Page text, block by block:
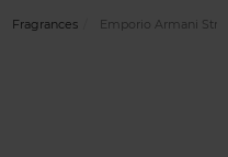
Fragrances Emporio Armani